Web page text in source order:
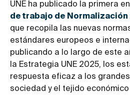
UNE ha publicado la primera
de trabajo de Normalización
que recopila las nuevas
estándares europeos e
publicando a lo largo de este
la Estrategia UNE 2025, los
respuesta eficaz a los
sociedad y el tejido